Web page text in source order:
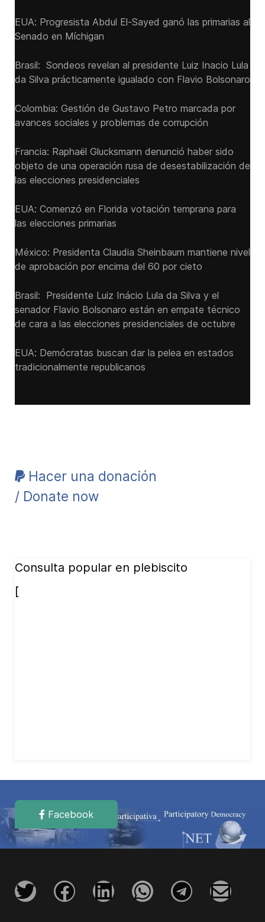
EUA: Progresista Abdul El-Sayed ganó las primarias al
Senado ‌en Míchigan
Brasil: Sondeos revelan al presidente Luiz Inacio Lula
da Silva prácticamente igualado con Flavio Bolsonaro
Colombia: Gestión de Gustavo Petro marcada por
avances sociales y problemas de corrupción
Francia: Raphaël Glucksmann denunció haber sido
objeto de una operación rusa de desestabilización de
las elecciones presidenciales
EUA: Comenzó en Florida votación temprana para
las elecciones primarias
México: Presidenta Claudia Sheinbaum mantiene nivel
de aprobación por encima del 60 por cieto
Brasil: Presidente Luiz Inácio Lula da Silva y el
senador Flavio ‌Bolsonaro están en empate técnico
de cara a las ‌elecciones presidenciales de octubre
EUA: Demócratas buscan dar la pelea en estados
tradicionalmente republicanos
Hacer una donación
/ Donate now
Consulta popular en plebiscito
[
Facebook